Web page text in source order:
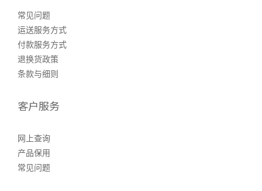
常见问题
运送服务方式
付款服务方式
退换货政策
条款与细则
客户服务
网上查询
产品保用
常见问题